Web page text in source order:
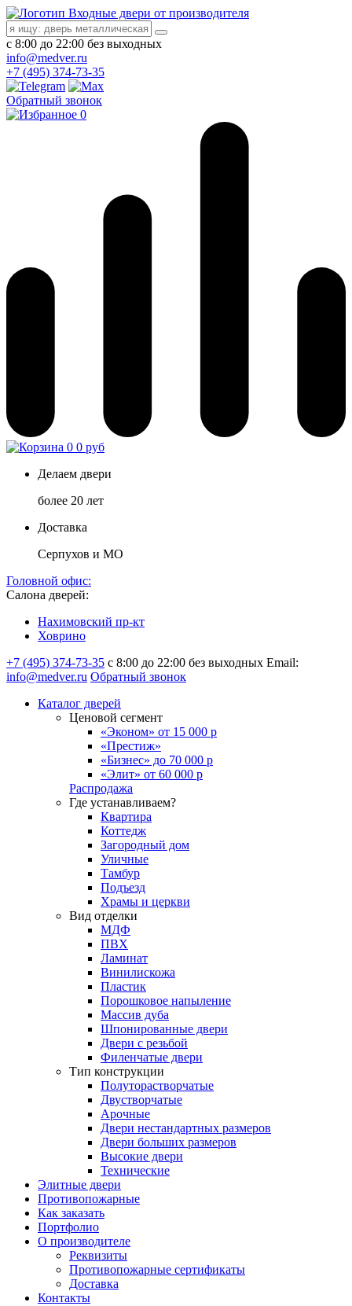
Входные двери от производителя
с 8:00 до 22:00 без выходных
info@medver.ru
+7 (495) 374-73-35
Обратный звонок
0
0 0 руб
Делаем двери
более 20 лет
Доставка
Серпухов и МО
Головной офис:
Салона дверей:
Нахимовский пр-кт
Ховрино
+7 (495) 374-73-35 с 8:00 до 22:00 без выходных Email:
info@medver.ru Обратный звонок
Каталог дверей
Ценовой сегмент
«Эконом» от 15 000 р
«Престиж»
«Бизнес» до 70 000 р
«Элит» от 60 000 р
Распродажа
Где устанавливаем?
Квартира
Коттедж
Загородный дом
Уличные
Тамбур
Подъезд
Храмы и церкви
Вид отделки
МДФ
ПВХ
Ламинат
Винилискожа
Пластик
Порошковое напыление
Массив дуба
Шпонированные двери
Двери с резьбой
Филенчатые двери
Тип конструкции
Полуторастворчатые
Двустворчатые
Арочные
Двери нестандартных размеров
Двери больших размеров
Высокие двери
Технические
Элитные двери
Противопожарные
Как заказать
Портфолио
О производителе
Реквизиты
Противопожарные сертификаты
Доставка
Контакты